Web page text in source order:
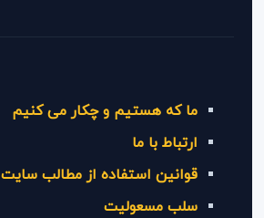
ما که هستیم و چکار می کنیم
ارتباط با ما
قوانین استفاده از مطالب سایت
سلب مسعولیت